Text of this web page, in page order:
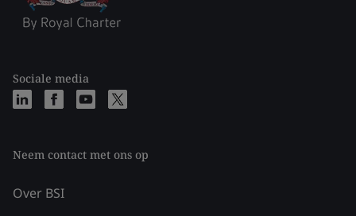
Sociale media
Neem contact met ons op
Over BSI